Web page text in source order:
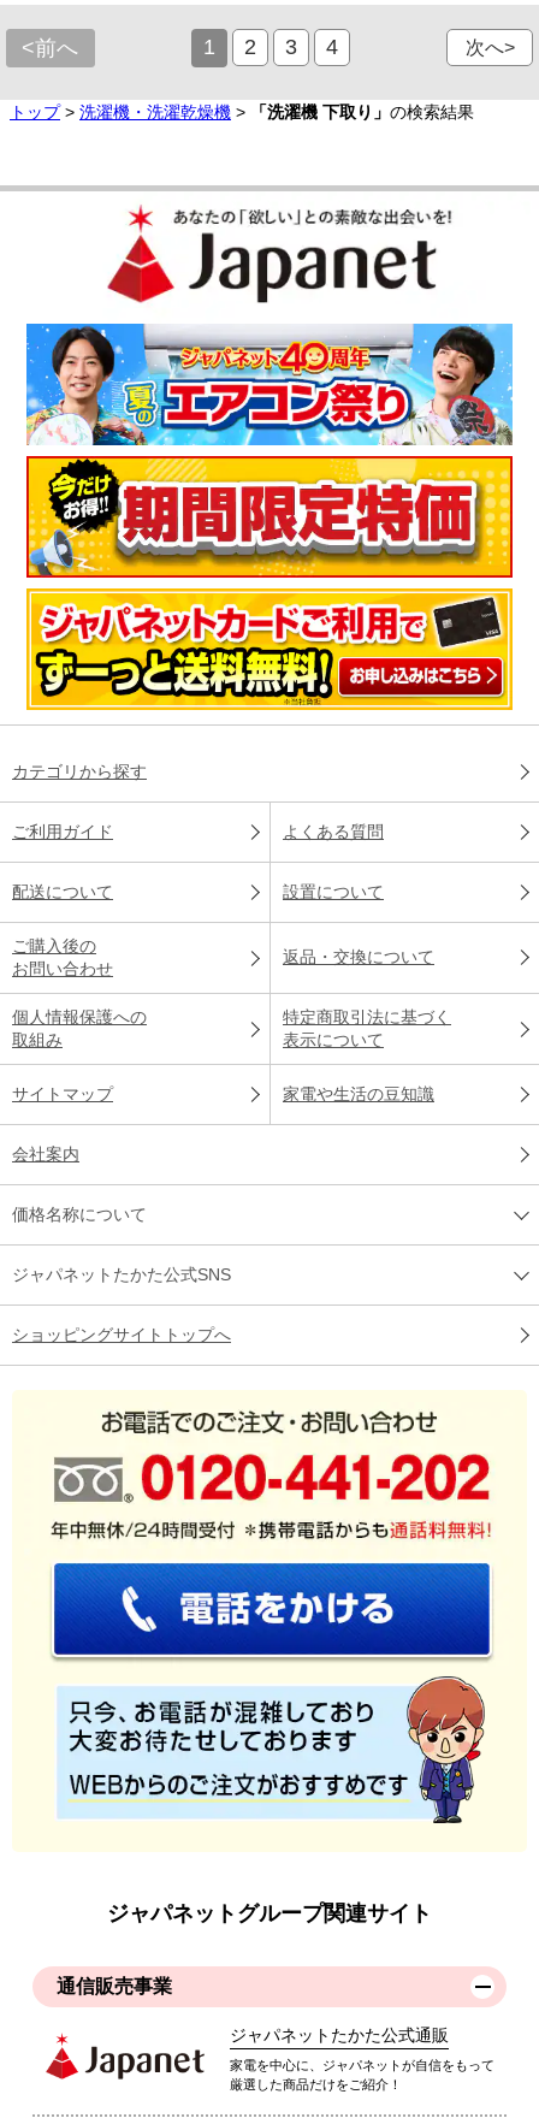
<前へ 1 2 3 4 次へ>
トップ> 洗濯機・洗濯乾燥機 > 「洗濯機 下取り」 の検索結果
カテゴリから探す
ご利用ガイド よくある質問
配送について 設置について
ご購入後の
お問い合わせ
返品・交換について
個人情報保護への
取組み
特定商取引法に基づく
表示について
サイトマップ 家電や生活の豆知識
会社案内
価格名称について
ジャパネットたかた公式SNS
ショッピングサイトトップへ
ジャパネットグループ関連サイト
通信販売事業
ジャパネットたかた公式通販
家電を中心に、ジャパネットが自信をもって
厳選した商品だけをご紹介！